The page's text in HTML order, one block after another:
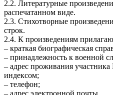
2.2. Литературные
распечатанном виде.
2.3. Стихотворные
строк.
2.4. К произведениям
– краткая биографическая
– принадлежность к военной
– адрес проживания
индексом;
– телефон;
– адрес электронной почты.